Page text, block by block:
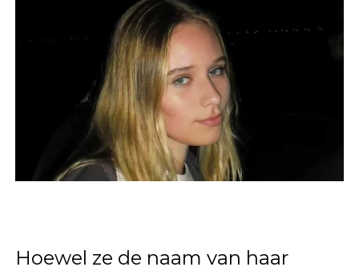
Hoewel ze de naam van haar